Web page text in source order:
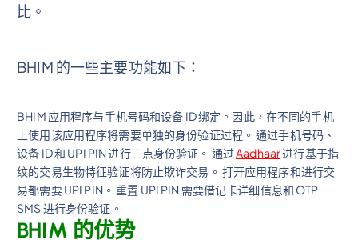
比。
BHIM 的一些主要功能如下：
BHIM 应用程序与手机号码和设备 ID 绑定。因此，在不同的手机
上使用该应用程序将需要单独的身份验证过程。 通过手机号码、
设备 ID 和 UPI PIN 进行三点身份验证。 通过Aadhaar进行基于指
纹的交易生物特征验证将防止欺诈交易。 打开应用程序和进行交
易都需要 UPI PIN。 重置 UPI PIN 需要借记卡详细信息和 OTP
SMS 进行身份验证。
BHIM 的优势